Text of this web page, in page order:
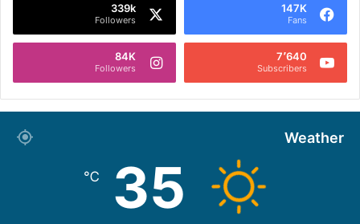
147K
Fans
339k
Followers
7٬640
Subscribers
84K
Followers
Weather
35
℃